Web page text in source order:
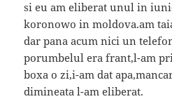
si eu am eliberat unul in
koronowo in moldova.am
dar pana acum nici un
porumbelul era frant,l-am
boxa o zi,i-am dat
dimineata l-am eliberat.